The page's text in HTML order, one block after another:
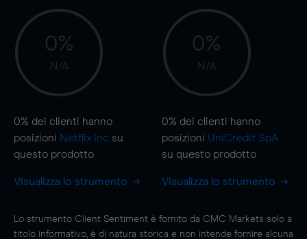
0%
N/A
0% dei clienti hanno
posizioni Netflix Inc su
questo prodotto
Visualizza lo strumento
0%
N/A
0% dei clienti hanno
posizioni UniCredit SpA
su questo prodotto
Visualizza lo strumento
Lo strumento Client Sentiment è fornito da CMC Markets solo a
titolo informativo, è di natura storica e non intende fornire alcuna